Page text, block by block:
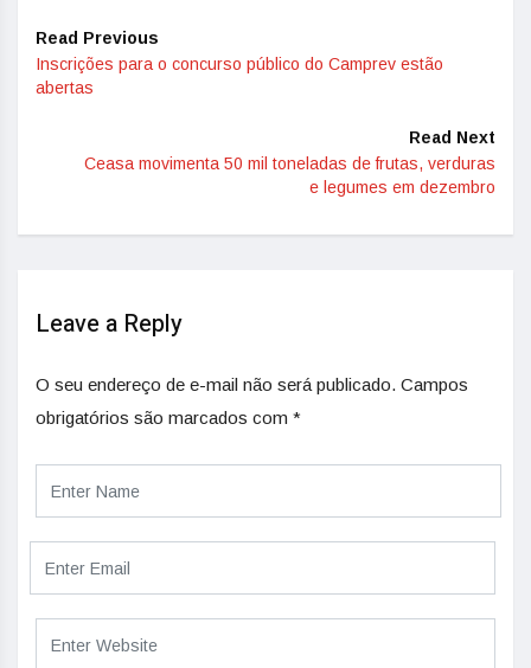
Read Previous
Inscrições para o concurso público do Camprev estão
abertas
Read Next
Ceasa movimenta 50 mil toneladas de frutas, verduras
e legumes em dezembro
Leave a Reply
O seu endereço de e-mail não será publicado. Campos
obrigatórios são marcados com *